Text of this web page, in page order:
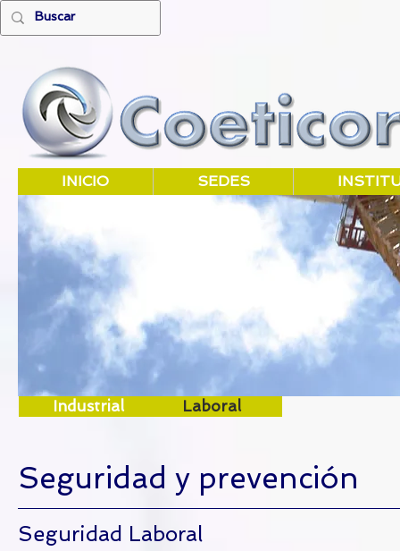
INICIO SEDES
Industrial Laboral
Seguridad y prevención
Seguridad Laboral